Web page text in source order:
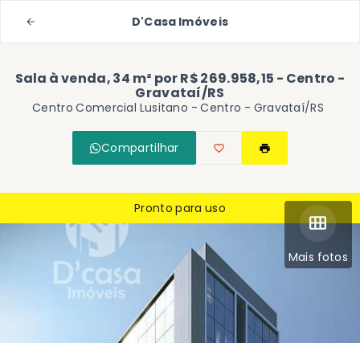
D'Casa Imóveis
Sala à venda, 34 m² por R$ 269.958,15 - Centro -
Gravataí/RS
Centro Comercial Lusitano -Centro - Gravataí/RS
Compartilhar
Mais fotos
Pronto para uso